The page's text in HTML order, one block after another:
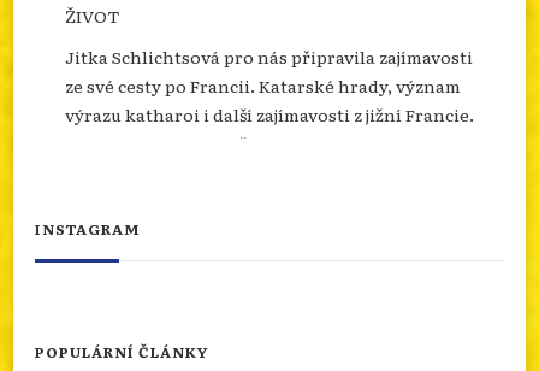
ŽIVOT
Jitka Schlichtsová pro nás připravila zajímavosti
ze své cesty po Francii. Katarské hrady, význam
výrazu katharoi i další zajímavosti z jižní Francie.
Více se dozvíte na našem webu.
porazenych-a-jejich-d...
INSTAGRAM
POPULÁRNÍ ČLÁNKY